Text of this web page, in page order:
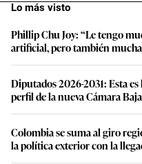
Lo más visto
Phillip Chu Joy: “Le tengo
artificial, pero también
Diputados 2026-2031: Esta
perfil de la nueva Cámara
Colombia se suma al giro
la política exterior con la